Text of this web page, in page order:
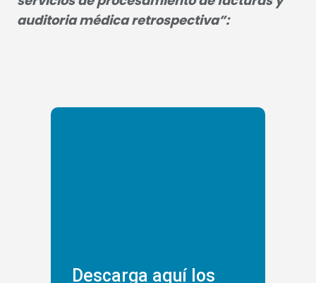
auditoria médica retrospectiva”:
Descarga aquí los